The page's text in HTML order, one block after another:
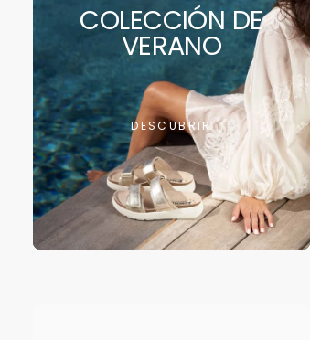
COLECCIÓN DE
VERANO
DESCUBRIR